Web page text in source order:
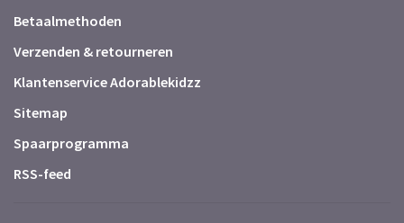
Betaalmethoden
Verzenden & retourneren
Klantenservice Adorablekidzz
Sitemap
Spaarprogramma
RSS-feed